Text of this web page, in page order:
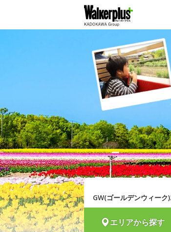
GW(ゴールデンウィーク
エリアから探す